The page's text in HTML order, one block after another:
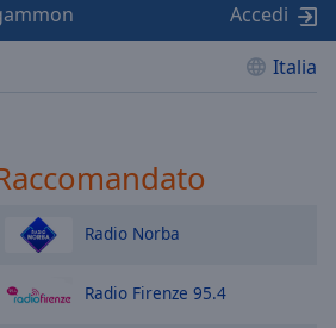
Italia
Accedi
Radio Norba
Radio Firenze 95.4